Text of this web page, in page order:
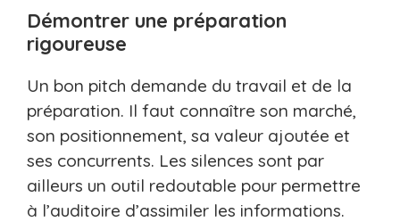
Démontrer une préparation
rigoureuse
Un bon pitch demande du travail et de la
préparation. Il faut connaître son marché,
son positionnement, sa valeur ajoutée et
ses concurrents. Les silences sont par
ailleurs un outil redoutable pour permettre
à l’auditoire d’assimiler les informations.